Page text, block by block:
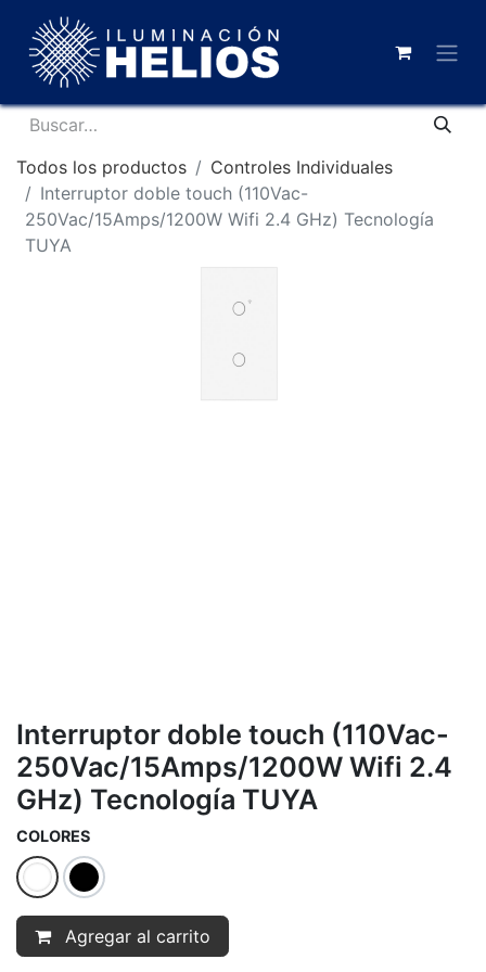
Todos los productos
Controles Individuales
Interruptor doble touch (110Vac-
250Vac/15Amps/1200W Wifi 2.4 GHz) Tecnología
TUYA
Interruptor doble touch (110Vac-
250Vac/15Amps/1200W Wifi 2.4
GHz) Tecnología TUYA
COLORES
Agregar al carrito